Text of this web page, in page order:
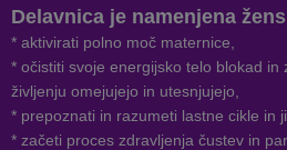
Delavnica je namenjena
* aktivirati polno moč maternice,
* očistiti svoje energijsko telo blokad in
življenju omejujejo in utesnjujejo,
* prepoznati in razumeti lastne cikle in
* začeti proces zdravljenja čustev in